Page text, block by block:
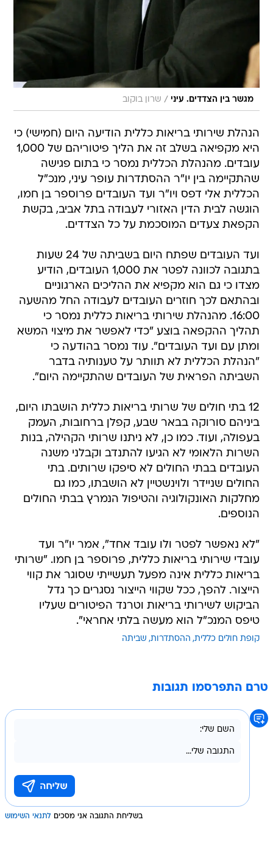
מגשר בין הצדדים. עיני / שרון בוקוב
הנהלת שירותי בריאות כללית הודיעה היום (חמישי) כי
היא מקפיאה בשלב זה את הליך פיטוריהם של 1,000
עובדים. מהנהלת הכללית נמסר כי בתום פגישה
שהתקיימה בין יו"ר ההסתדרות עופר עיני, מנכ"ל
הכללית אלי דפס ויו"ר ועד העובדים פרוספר בן חמו,
הוגשה לבית הדין האזורי לעבודה בתל אביב, בקשת
הקפאת צעדים המוסכמת על כל הצדדים.
ועד העובדים שפתח היום בשביתה של 24 שעות
בתגובה לכוונה לפטר את 1,000 העובדים, הודיע
מצדו כי גם הוא מקפיא את ההליכים הארגוניים
ובהתאם לכך חוזרים העובדים לעבודה החל מהשעה
16:00. מהנהלת שירותי בריאות כללית נמסר כי
תהליך ההקפאה בוצע "כדי לאפשר את מיצוי המשא
ומתן עם ועד העובדים". עוד נמסר בהודעה כי
"הנהלת הכללית לא תוותר על טענותיה בדבר
השביתה הפראית של העובדים שהתקיימה היום".
12 בתי חולים של שרותי בריאות כללית הושבתו היום,
ביניהם סורוקה בבאר שבע, קפלן ברחובות, העמק
בעפולה, ועוד. כמו כן, לא ניתנו שרותי הקהילה, בנות
השרות הלאומי לא הגיעו להתנדב וקבלני משנה
העובדים בבתי החולים לא סיפקו שרותים. בתי
החולים שניידר ולוינשטיין לא הושבתו, כמו גם
מחלקות האונקולוגיה והטיפול הנמרץ בבתי החולים
הנוספים.
"לא נאפשר לפטר ולו עובד אחד", אמר יו"ר ועד
עובדי שירותי בריאות כללית, פרוספר בן חמו. "שרותי
בריאות כללית אינה מפעל תעשייתי שסוגר את קווי
הייצור. להפך, ככל שקווי הייצור נסגרים כך גדל
הביקוש לשירותי בריאות וטרנד הפיטורים שעליו
טיפס המנכ"ל הוא מעשה בלתי אחראי".
קופת חולים כללית ההסתדרות שביתה
טרם התפרסמו תגובות
בשליחת התגובה אני מסכים לתנאי השימוש